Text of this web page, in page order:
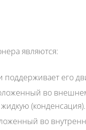
являются:
его
во
(конденсация).
во